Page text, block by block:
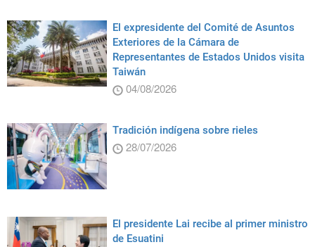
El expresidente del Comité de Asuntos
Exteriores de la Cámara de
Representantes de Estados Unidos visita
Taiwán
04/08/2026
Tradición indígena sobre rieles
28/07/2026
El presidente Lai recibe al primer ministro
de Esuatini